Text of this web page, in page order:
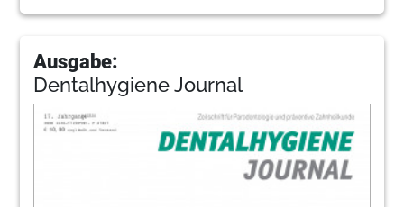
Ausgabe:
Dentalhygiene Journal